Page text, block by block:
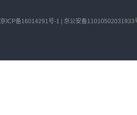
京ICP备16014291号-1 | 京公安备11010502031933